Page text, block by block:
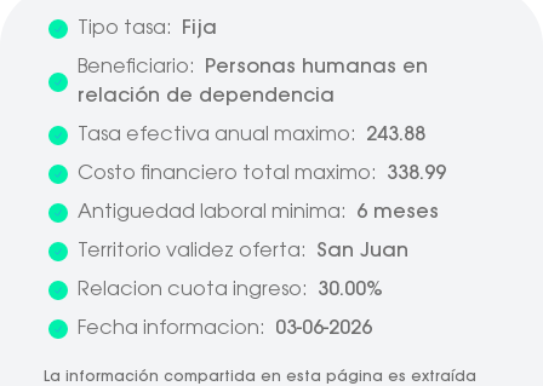
Tipo tasa:
Fija
Beneficiario:
Personas humanas en
relación de dependencia
Tasa efectiva anual maximo:
243.88
Costo financiero total maximo:
338.99
Antiguedad laboral minima:
6 meses
Territorio validez oferta:
San Juan
Relacion cuota ingreso:
30.00%
Fecha informacion:
03-06-2026
La información compartida en esta página es extraída